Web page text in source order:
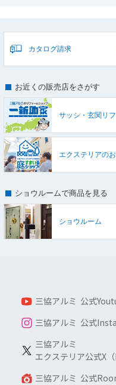
カタログ請求
お近くの販売店をさがす
サッシ・玄関リ
エクステリアの
ショウルームで商品を見る
ショウルーム
三協アルミ 公式
三協アルミ 公式
三協アルミ
エクステリア公式X
三協アルミ 公式